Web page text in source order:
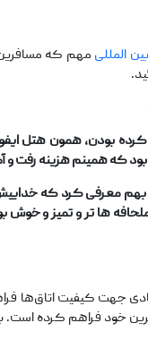
المللی مهم که
کرده بودن، همون
که همینم هزینه رفت و
بهم معرفی کرد که
ها تر و تمیز و خوش
جهت کیفیت
خود فراهم کرده